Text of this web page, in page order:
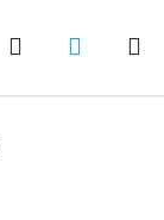
Hledat